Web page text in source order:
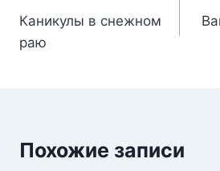
по
записям
Каникулы в снежном
раю
Похожие записи